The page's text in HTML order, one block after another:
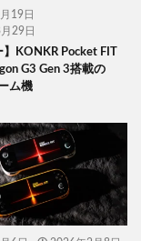
19日
29日
】KONKR Pocket FIT
G3 Gen 3搭載の
ム機